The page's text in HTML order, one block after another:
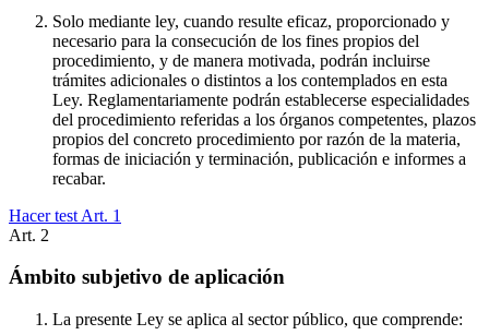
Solo mediante ley, cuando resulte eficaz, proporcionado y
necesario para la consecución de los fines propios del
procedimiento, y de manera motivada, podrán incluirse
trámites adicionales o distintos a los contemplados en esta
Ley. Reglamentariamente podrán establecerse especialidades
del procedimiento referidas a los órganos competentes, plazos
propios del concreto procedimiento por razón de la materia,
formas de iniciación y terminación, publicación e informes a
recabar.
Hacer test Art. 1
Art. 2
Ámbito subjetivo de aplicación
La presente Ley se aplica al sector público, que comprende: